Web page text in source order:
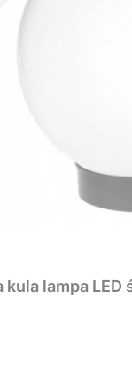
lampa LED